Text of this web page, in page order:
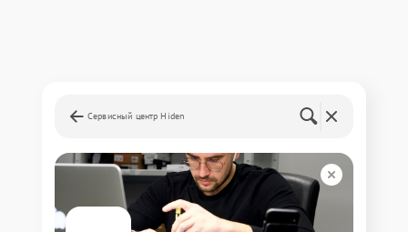
Сервисный центр Hiden